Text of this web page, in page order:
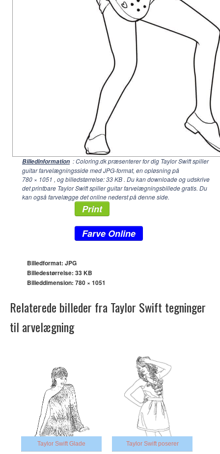
Billedinformation : Coloring.dk præsenterer for dig Taylor Swift spiller
guitar farvelægningsside med JPG-format, en opløsning på
780 × 1051 , og billedstørrelse: 33 KB . Du kan downloade og udskrive
det printbare Taylor Swift spiller guitar farvelægningsbillede gratis. Du
kan også farvelægge det online nederst på denne side.
Print
Farve Online
Billedformat: JPG
Billedestørrelse: 33 KB
Billeddimension: 780 × 1051
Relaterede billeder fra Taylor Swift tegninger
til arvelægning
Taylor Swift Glade Taylor Swift poserer